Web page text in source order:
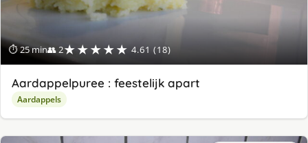
⏱ 25 min👥 2★★★★★ 4.61 (18)
Aardappelpuree : feestelijk apart
Aardappels